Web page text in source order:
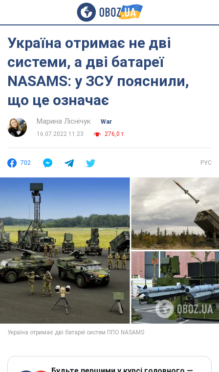
Україна отримає не дві
системи, а дві батареї
NASAMS: у ЗСУ пояснили,
що це означає
Марина Ліснічук
War
16.07.2022 11:23
276,0 т.
702 РУС